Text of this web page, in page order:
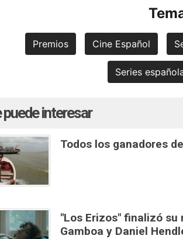
Premios Cine Español
Series
puede interesar
Todos los ganadores
"Los Erizos" finalizó su
Gamboa y Daniel